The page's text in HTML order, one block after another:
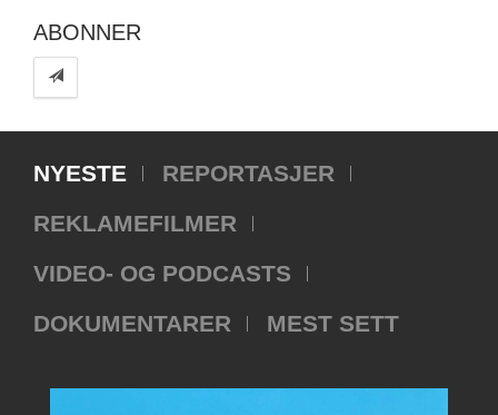
ABONNER
NYESTE
REPORTASJER
REKLAMEFILMER
VIDEO- OG PODCASTS
DOKUMENTARER
MEST SETT